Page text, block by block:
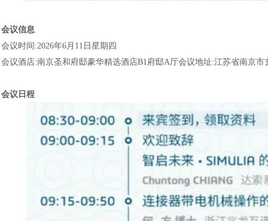
会议信息
会议时间 :2026年6月11日星期四
会议酒店:南京圣和府邸豪华精选酒店B1府邸A厅会议地址:江苏省南京市
会议日程